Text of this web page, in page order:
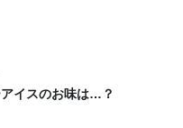
イスのお味は…？